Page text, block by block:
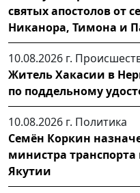
святых апостолов от
Никанора, Тимона и
10.08.2026 г.
Житель Хакасии в
по поддельному
10.08.2026 г. Политика
Семён Коркин
министра
Якутии